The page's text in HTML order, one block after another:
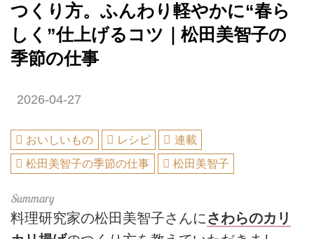
つくり方。ふんわり軽やかに“春ら
しく”仕上げるコツ｜松田美智子の
季節の仕事
2026-04-27
おいしいもの レシピ
連載
松田美智子の季節の仕事
松田美智子
料理研究家の松田美智子さんにさわらのカリ